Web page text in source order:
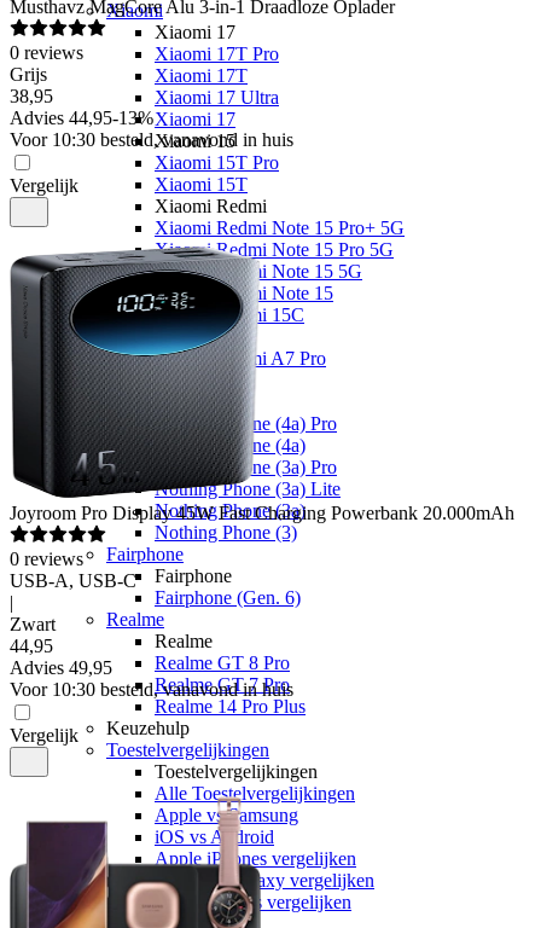
Xiaomi
Xiaomi 17
Xiaomi 17T Pro
Xiaomi 17T
Xiaomi 17 Ultra
Xiaomi 17
Xiaomi 15
Xiaomi 15T Pro
Xiaomi 15T
Xiaomi Redmi
Xiaomi Redmi Note 15 Pro+ 5G
Xiaomi Redmi Note 15 Pro 5G
Xiaomi Redmi Note 15 5G
Xiaomi Redmi Note 15
Xiaomi Redmi 15C
Overige
Xiaomi Redmi A7 Pro
Nothing
Nothing
Nothing Phone (4a) Pro
Nothing Phone (4a)
Nothing Phone (3a) Pro
Nothing Phone (3a) Lite
Nothing Phone (3a)
Nothing Phone (3)
Fairphone
Fairphone
Fairphone (Gen. 6)
Realme
Realme
Realme GT 8 Pro
Realme GT 7 Pro
Realme 14 Pro Plus
Keuzehulp
Toestelvergelijkingen
Toestelvergelijkingen
Alle Toestelvergelijkingen
Apple vs Samsung
iOS vs Android
Apple iPhones vergelijken
Samsung Galaxy vergelijken
Google Pixels vergelijken
Musthavz MagCore Alu 3-in-1 Draadloze Oplader
0 reviews
Grijs
38,95
Advies 44,95-13%
Voor 10:30 besteld, vanavond in huis
Vergelijk
Joyroom Pro Display 45W Fast Charging Powerbank 20.000mAh
0 reviews
USB-A, USB-C
|
Zwart
44,95
Advies 49,95
Voor 10:30 besteld, vanavond in huis
Vergelijk